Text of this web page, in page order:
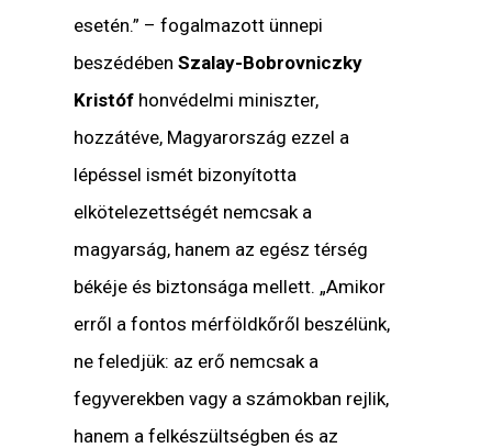
esetén.” – fogalmazott ünnepi
beszédébenSzalay-Bobrovniczky
Kristóf honvédelmi miniszter,
hozzátéve, Magyarország ezzel a
lépéssel ismét bizonyította
elkötelezettségét nemcsak a
magyarság, hanem az egész térség
békéje és biztonsága mellett. „Amikor
erről a fontos mérföldkőről beszélünk,
ne feledjük: az erő nemcsak a
fegyverekben vagy a számokban rejlik,
hanem a felkészültségben és az